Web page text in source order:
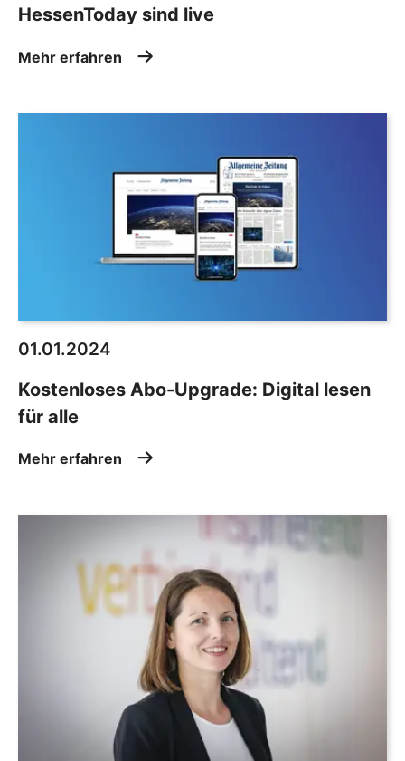
HessenToday sind live
Mehr erfahren
01.01.2024
Kostenloses Abo-Upgrade: Digital lesen
für alle
Mehr erfahren